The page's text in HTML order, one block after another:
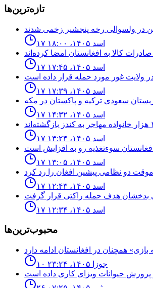
تازه‌ترین‌ها
۱۷ اسد ۱۴۰۵، ۱۸:۰۰
۱۷ اسد ۱۴۰۵، ۱۷:۴۵
۱۷ اسد ۱۴۰۵، ۱۷:۳۹
۱۷ اسد ۱۴۰۵، ۱۴:۳۲
۱۷ اسد ۱۴۰۵، ۱۳:۲۴
۱۷ اسد ۱۴۰۵، ۱۳:۰۵
۱۷ اسد ۱۴۰۵، ۱۲:۴۳
۱۷ اسد ۱۴۰۵، ۱۲:۳۴
محبوب‌ترین‌ها
۱۰ جوزا ۱۴۰۵، ۲۳:۲۴